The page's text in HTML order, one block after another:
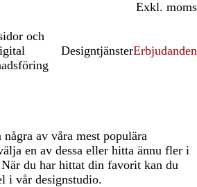
Inkl. moms
Exkl. moms
och
DesigntjänsterErbjudanden
av våra mest populära
en av dessa eller hitta ännu fler i
du har hittat din favorit kan du
i vår designstudio.